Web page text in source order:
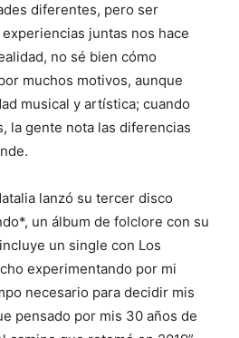
diferentes, pero ser
juntas nos hace
no sé bien cómo
muchos motivos, aunque
musical y artística; cuando
la gente nota las diferencias
lanzó su tercer disco
un álbum de folclore con su
un single con Los
experimentando por mi
necesario para decidir mis
pensado por mis 30 años de